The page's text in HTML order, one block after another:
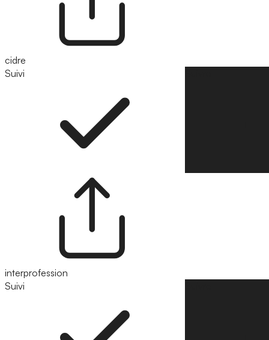
cidre
Suivi
interprofession
Suivi